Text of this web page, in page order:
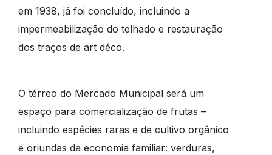
em 1938, já foi concluído, incluindo a
impermeabilização do telhado e restauração
dos traços de art déco.
O térreo do Mercado Municipal será um
espaço para comercialização de frutas –
incluindo espécies raras e de cultivo orgânico
e oriundas da economia familiar: verduras,